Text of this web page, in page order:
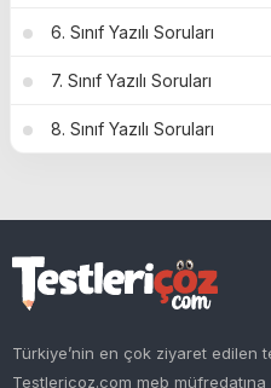
6. Sınıf Yazılı Soruları
7. Sınıf Yazılı Soruları
8. Sınıf Yazılı Soruları
Türkiye’nin en çok ziyaret edilen
Testlericoz.com meb